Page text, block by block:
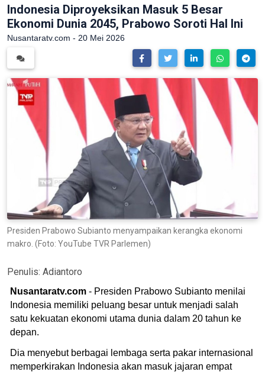
Indonesia Diproyeksikan Masuk 5 Besar
Ekonomi Dunia 2045, Prabowo Soroti Hal Ini
Nusantaratv.com - 20 Mei 2026
Presiden Prabowo Subianto menyampaikan kerangka ekonomi
makro. (Foto: YouTube TVR Parlemen)
Penulis: Adiantoro
Nusantaratv.com - Presiden Prabowo Subianto menilai
Indonesia memiliki peluang besar untuk menjadi salah
satu kekuatan ekonomi utama dunia dalam 20 tahun ke
depan.
Dia menyebut berbagai lembaga serta pakar internasional
memperkirakan Indonesia akan masuk jajaran empat